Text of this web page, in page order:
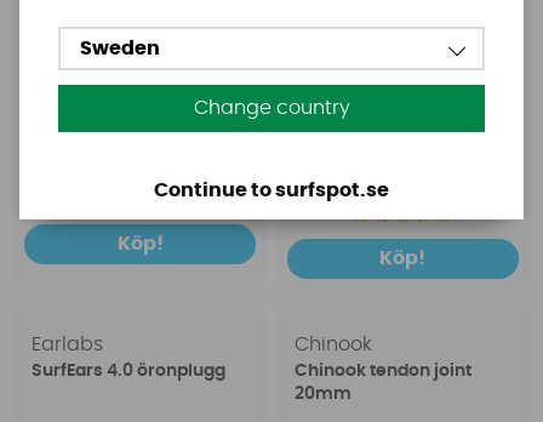
Köp!
Köp!
Earlabs
SurfEars 4.0 öronplugg
Chinook
Chinook tendon joint
20mm
Sweden
Change country
Continue to surfspot.se